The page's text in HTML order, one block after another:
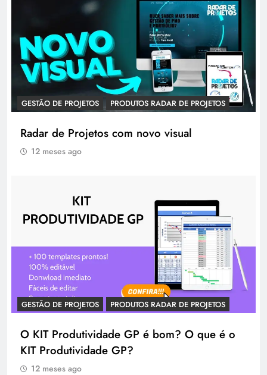
GESTÃO DE PROJETOS PRODUTOS RADAR DE PROJETOS
Radar de Projetos com novo visual
12 meses ago
GESTÃO DE PROJETOS PRODUTOS RADAR DE PROJETOS
O KIT Produtividade GP é bom? O que é o
KIT Produtividade GP?
12 meses ago